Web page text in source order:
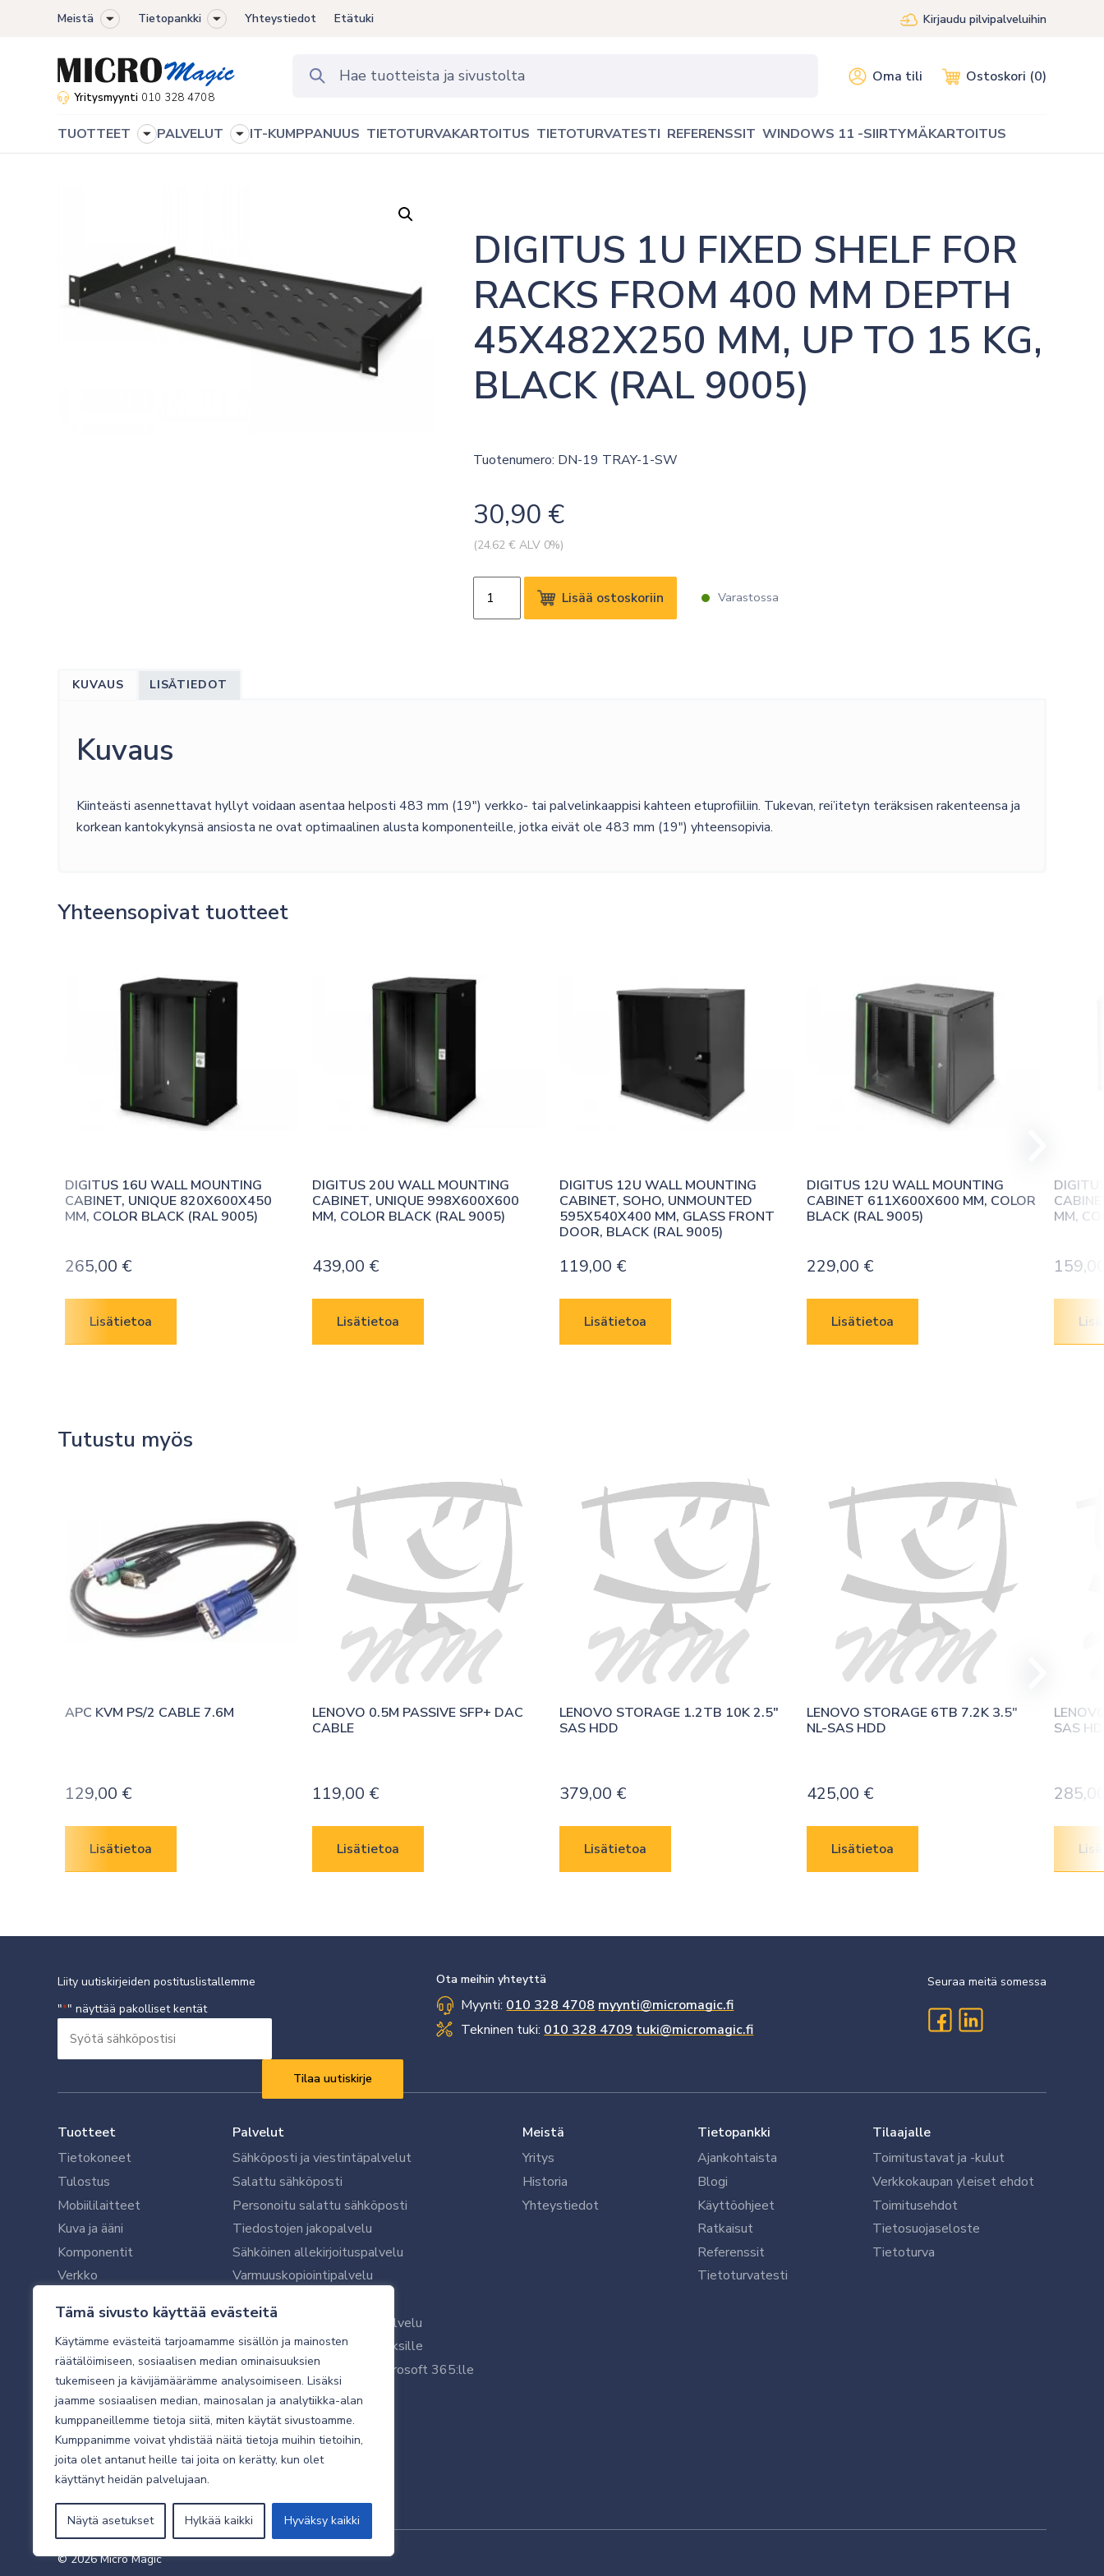
Tämä sivusto käyttää evästeitä
Käytämme evästeitä tarjoamamme sisällön ja mainosten
räätälöimiseen, sosiaalisen median ominaisuuksien
tukemiseen ja kävijämäärämme analysoimiseen. Lisäksi
jaamme sosiaalisen median, mainosalan ja analytiikka-alan
kumppaneillemme tietoja siitä, miten käytät sivustoamme.
Kumppanimme voivat yhdistää näitä tietoja muihin tietoihin,
joita olet antanut heille tai joita on kerätty, kun olet
käyttänyt heidän palvelujaan.
Näytä asetukset Hylkää kaikki Hyväksy kaikki
Meistä
Toggle
menu
Tietopankki
Toggle
menu
Yhteystiedot Etätuki Kirjaudu pilvipalveluihin
Yritysmyynti 010 328 4708
Oma tili Ostoskori (0)
TUOTTEET
Toggle
PALVELUT
Toggle
IT-KUMPPANUUS TIETOTURVAKARTOITUS TIETOTURVATESTI REFERENSSIT WINDOWS 11 -SIIRTYMÄKARTOITUS
DIGITUS 1U FIXED SHELF FOR
RACKS FROM 400 MM DEPTH
45X482X250 MM, UP TO 15 KG,
BLACK (RAL 9005)
Tuotenumero: DN-19 TRAY-1-SW
30,90 €
(24.62 € ALV 0%)
Varastossa
1U
45X482X250
MM,
Lisää ostoskoriin
KUVAUS LISÄTIEDOT
Kuvaus
Kiinteästi asennettavat hyllyt voidaan asentaa helposti 483 mm (19″) verkko- tai palvelinkaappisi kahteen etuprofiiliin. Tukevan, rei’itetyn teräksisen rakenteensa ja
korkean kantokykynsä ansiosta ne ovat optimaalinen alusta komponenteille, jotka eivät ole 483 mm (19″) yhteensopivia.
Yhteensopivat tuotteet
DIGITUS 16U WALL MOUNTING
CABINET, UNIQUE 820X600X450
MM, COLOR BLACK (RAL 9005)
265,00 €
Lisätietoa
DIGITUS 20U WALL MOUNTING
CABINET, UNIQUE 998X600X600
MM, COLOR BLACK (RAL 9005)
439,00 €
Lisätietoa
DIGITUS 12U WALL MOUNTING
CABINET, SOHO, UNMOUNTED
595X540X400 MM, GLASS FRONT
DOOR, BLACK (RAL 9005)
119,00 €
Lisätietoa
DIGITUS 12U WALL MOUNTING
CABINET 611X600X600 MM, COLOR
BLACK (RAL 9005)
229,00 €
Lisätietoa
MM,
Tutustu myös
APC KVM PS/2 CABLE 7.6M
129,00 €
Lisätietoa
LENOVO 0.5M PASSIVE SFP+ DAC
CABLE
119,00 €
Lisätietoa
LENOVO STORAGE 1.2TB 10K 2.5″
SAS HDD
379,00 €
Lisätietoa
LENOVO STORAGE 6TB 7.2K 3.5″
NL-SAS HDD
425,00 €
Lisätietoa
SAS
Liity uutiskirjeiden postituslistallemme
"*" näyttää pakolliset kentät
sähköpostisi
Ota meihin yhteyttä
Myynti: 010 328 4708 myynti@micromagic.fi
Tekninen tuki: 010 328 4709 tuki@micromagic.fi
Seuraa meitä somessa
Tuotteet
Tietokoneet
Tulostus
Mobiililaitteet
Kuva ja ääni
Komponentit
Verkko
Oheislaitteet
Palvelut
Sähköposti ja viestintäpalvelut
Salattu sähköposti
Personoitu salattu sähköposti
Tiedostojen jakopalvelu
Sähköinen allekirjoituspalvelu
Varmuuskopiointipalvelu
Microsoft 365 -varmistuspalvelu
WithSecure tietoturva yrityksille
WithSecuren tietoturva Microsoft 365:lle
Käyttäjätukipalvelu
Tietoturvakartoitus
Sähköpostikartoitus
Valvottu tietoturva 24/7
Meistä
Yritys
Historia
Yhteystiedot
Tietopankki
Ajankohtaista
Blogi
Käyttöohjeet
Ratkaisut
Referenssit
Tietoturvatesti
Tilaajalle
Toimitustavat ja -kulut
Verkkokaupan yleiset ehdot
Toimitusehdot
Tietosuojaseloste
Tietoturva
© 2026 Micro Magic